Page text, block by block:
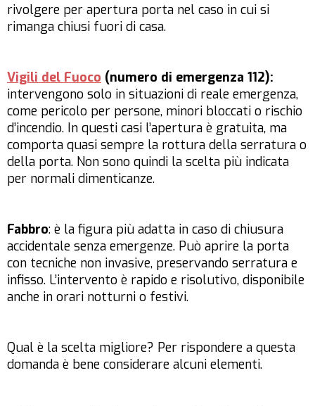
rivolgere per apertura porta nel caso in cui si
rimanga chiusi fuori di casa.
Vigili del Fuoco (numero di emergenza 112):
intervengono solo in situazioni di reale emergenza,
come pericolo per persone, minori bloccati o rischio
d’incendio. In questi casi l’apertura è gratuita, ma
comporta quasi sempre la rottura della serratura o
della porta. Non sono quindi la scelta più indicata
per normali dimenticanze.
Fabbro: è la figura più adatta in caso di chiusura
accidentale senza emergenze. Può aprire la porta
con tecniche non invasive, preservando serratura e
infisso. L’intervento è rapido e risolutivo, disponibile
anche in orari notturni o festivi.
Qual è la scelta migliore? Per rispondere a questa
domanda è bene considerare alcuni elementi.